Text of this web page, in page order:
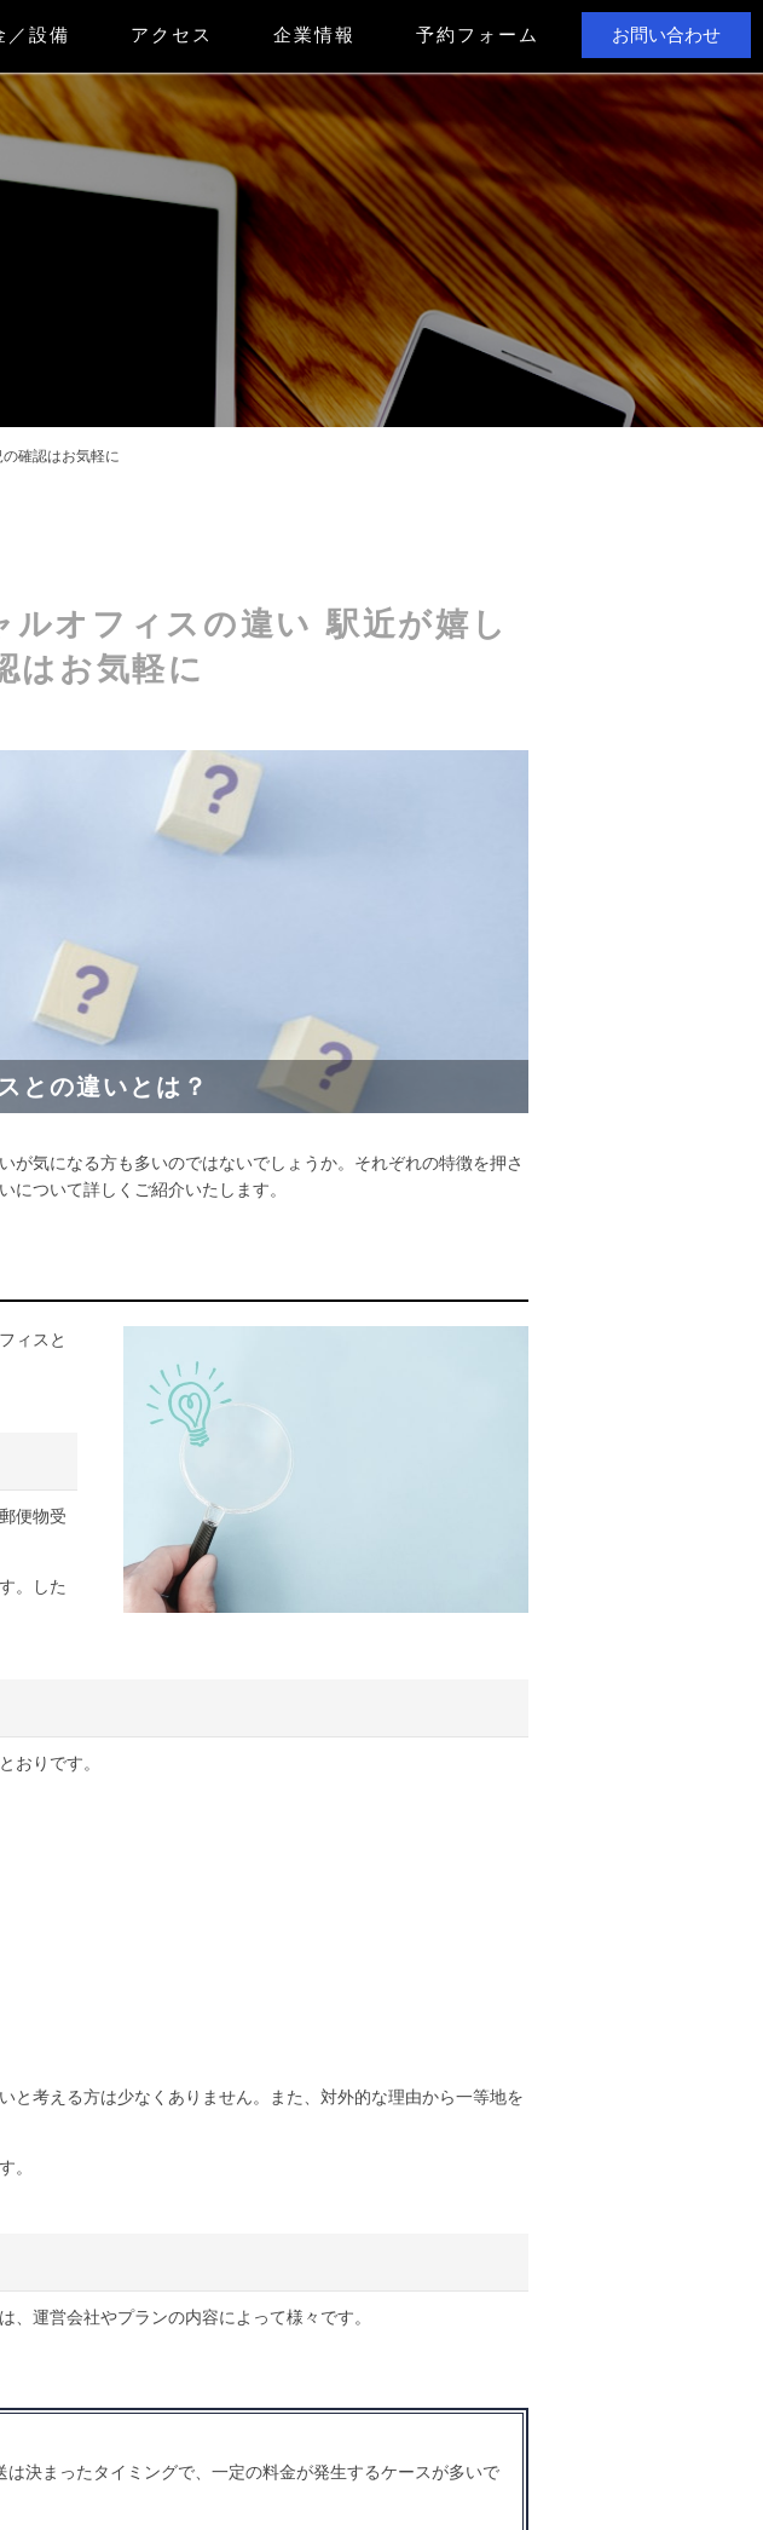
お問い合わせ
／設備 アクセス 企業情報 予約フォーム
確認はお気軽に
ルオフィスの違い 駅近が嬉し
はお気軽に
との違いとは？
気になる方も多いのではないでしょうか。それぞれの特徴を押さ
について詳しくご紹介いたします。
ィスと
便物受
。した
おりです。
考える方は少なくありません。また、対外的な理由から一等地を
。
運営会社やプランの内容によって様々です。
決まったタイミングで、一定の料金が発生するケースが多いで